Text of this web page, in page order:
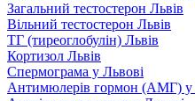
Загальний тестостерон Львів
Вільний тестостерон Львів
ТГ (тиреоглобулін) Львів
Кортизол Львів
Спермограма у Львові
Антимюлерів гормон (АМГ) у